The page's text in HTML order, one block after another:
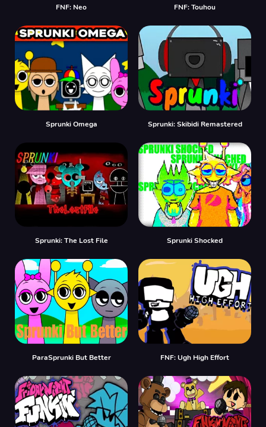
FNF: Neo FNF: Touhou
Sprunki Omega Sprunki: Skibidi Remastered
Sprunki: The Lost File Sprunki Shocked
ParaSprunki But Better FNF: Ugh High Effort